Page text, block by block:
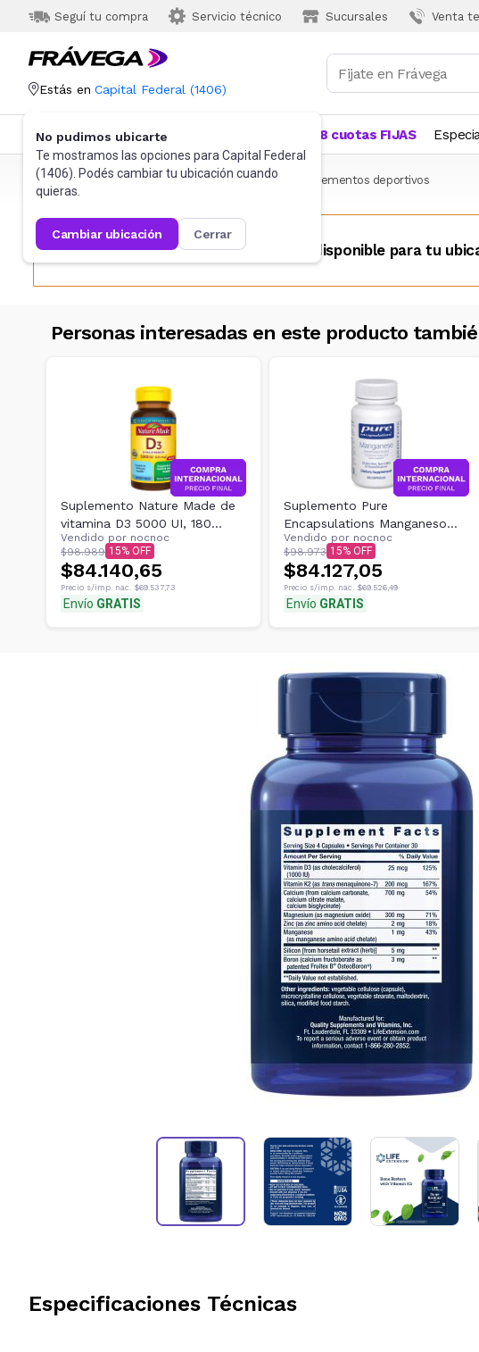
Seguí tu compra Servicio técnico Sucursales Venta
Estás en Capital Federal (1406)
No pudimos ubicarte
Te mostramos las opciones para Capital Federal
(1406). Podés cambiar tu ubicación cuando
quieras.
cambiar ubicación cerrar
Categorías Más Vendidos 18 cuotas FIJAS
Frávega Deportes y fitness Suplementos Suplementos deportivos
Este producto no se encuentra disponible para tu
Personas interesadas en este producto
Suplemento Nature Made de
vitamina D3 5000 UI, 180
cápsulas
Vendido por nocnoc
$98.989 15
$84.140,65
Precio s/imp. nac. $69.537,73
Envío GRATIS
Suplemento Pure
Encapsulations Manganeso
(aspartato/citrato)
Vendido por nocnoc
$98.973 15
$84.127,05
Precio s/imp. nac. $69.526,49
Envío GRATIS
Especificaciones Técnicas